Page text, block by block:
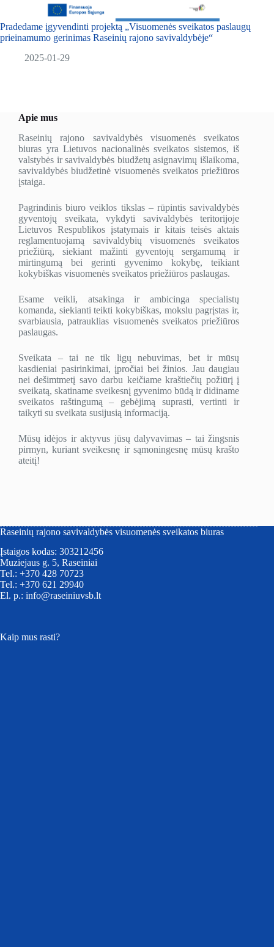
Pradedame įgyvendinti projektą „Visuomenės sveikatos paslaugų
prieinamumo gerinimas Raseinių rajono savivaldybėje“
2025-01-29
Apie mus
Raseinių rajono savivaldybės visuomenės sveikatos
biuras yra Lietuvos nacionalinės sveikatos sistemos, iš
valstybės ir savivaldybės biudžetų asignavimų išlaikoma,
savivaldybės biudžetinė visuomenės sveikatos priežiūros
įstaiga.
Pagrindinis biuro veiklos tikslas – rūpintis savivaldybės
gyventojų sveikata, vykdyti savivaldybės teritorijoje
Lietuvos Respublikos įstatymais ir kitais teisės aktais
reglamentuojamą savivaldybių visuomenės sveikatos
priežiūrą, siekiant mažinti gyventojų sergamumą ir
mirtingumą bei gerinti gyvenimo kokybę, teikiant
kokybiškas visuomenės sveikatos priežiūros paslaugas.
Esame veikli, atsakinga ir ambicinga specialistų
komanda, siekianti teikti kokybiškas, mokslu pagrįstas ir,
svarbiausia, patrauklias visuomenės sveikatos priežiūros
paslaugas.
Sveikata – tai ne tik ligų nebuvimas, bet ir mūsų
kasdieniai pasirinkimai, įpročiai bei žinios. Jau daugiau
nei dešimtmetį savo darbu keičiame kraštiečių požiūrį į
sveikatą, skatiname sveikesnį gyvenimo būdą ir didiname
sveikatos raštingumą – gebėjimą suprasti, vertinti ir
taikyti su sveikata susijusią informaciją.
Mūsų idėjos ir aktyvus jūsų dalyvavimas – tai žingsnis
pirmyn, kuriant sveikesnę ir sąmoningesnę mūsų krašto
ateitį!
Raseinių rajono savivaldybės visuomenės sveikatos biuras
Įstaigos kodas: 303212456
Muziejaus g. 5, Raseiniai
Tel.: +370 428 70723
Tel.: +370 621 29940
El. p.: info@raseiniuvsb.lt
Kaip mus rasti?